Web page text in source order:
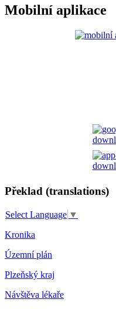
Mobilní aplikace
Překlad (translations)
Select Language ▼
Kronika
Územní plán
Plzeňský kraj
Návštěva lékaře